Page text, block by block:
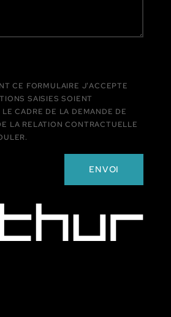
CE FORMULAIRE J'ACCEPTE
SAISIES SOIENT
CADRE DE LA DEMANDE DE
LA RELATION CONTRACTUELLE
ENVOI